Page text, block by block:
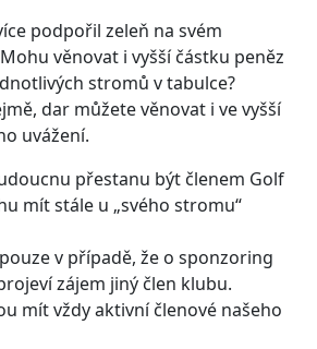
podpořil zeleň na svém
věnovat i vyšší částku peněz
stromů v tabulce?
dar můžete věnovat i ve vyšší
uvážení.
přestanu být členem Golf
mít stále u „svého stromu“
v případě, že o sponzoring
zájem jiný člen klubu.
mít vždy aktivní členové našeho